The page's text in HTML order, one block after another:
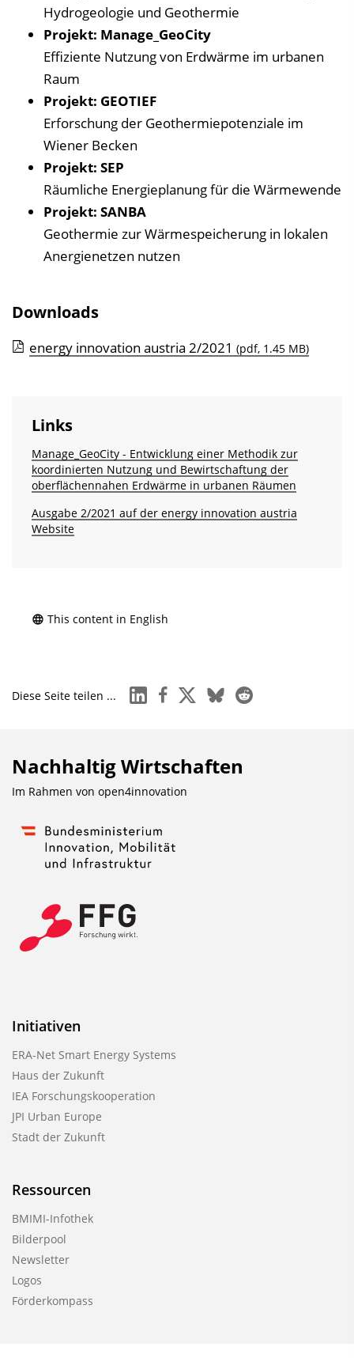
Hydrogeologie und Geothermie
Projekt: Manage_GeoCity
Effiziente Nutzung von Erdwärme im urbanen
Raum
Projekt: GEOTIEF
Erforschung der Geothermiepotenziale im
Wiener Becken
Projekt: SEP
Räumliche Energieplanung für die Wärmewende
Projekt: SANBA
Geothermie zur Wärmespeicherung in lokalen
Anergienetzen nutzen
Downloads
energy innovation austria 2/2021 (pdf, 1.45 MB)
Links
Manage_GeoCity - Entwicklung einer Methodik zur
koordinierten Nutzung und Bewirtschaftung der
oberflächennahen Erdwärme in urbanen Räumen
Ausgabe 2/2021 auf der energy innovation austria
Website
This content in English
Diese Seite teilen ... linkedinfacebook
x blueskyreddit
Nachhaltig Wirtschaften
Im Rahmen von open4innovation
Initiativen
ERA-Net Smart Energy Systems
Haus der Zukunft
IEA Forschungskooperation
JPI Urban Europe
Stadt der Zukunft
Ressourcen
BMIMI-Infothek
Bilderpool
Newsletter
Logos
Förderkompass